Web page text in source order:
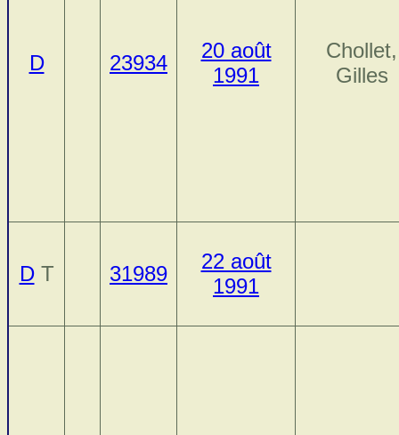
D 23934
20 août
1991
Chollet,
Gilles
DT 31989
22 août
1991